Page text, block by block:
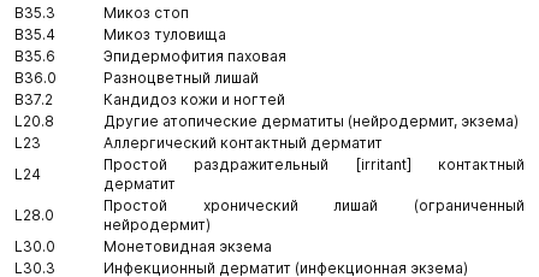
B35.3
Микоз стоп
B35.4
Микоз туловища
B35.6
Эпидермофития паховая
B36.0
Разноцветный лишай
B37.2
Кандидоз кожи и ногтей
L20.8
Другие атопические дерматиты (нейродермит, экзема)
L23
Аллергический контактный дерматит
L24
Простой раздражительный [irritant] контактный
дерматит
L28.0
Простой хронический лишай (ограниченный
нейродермит)
L30.0
Монетовидная экзема
L30.3
Инфекционный дерматит (инфекционная экзема)